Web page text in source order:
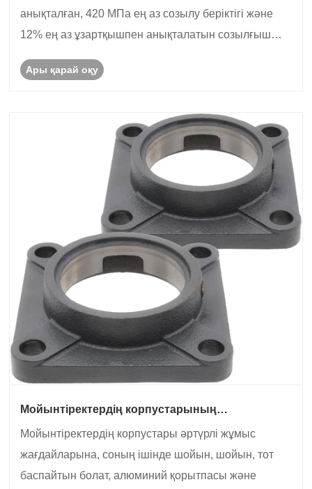
анықталған, 420 МПа ең аз созылу беріктігі және
12% ең аз ұзартқышпен анықталатын созылғыш
те атайды.
Ары қарай оқу
Мойынтіректердің корпустарының
Мойынтіректердің корпустары әртүрлі жұмыс
жағдайларына, соның ішінде шойын, шойын, тот
баспайтын болат, алюминий қорытпасы және